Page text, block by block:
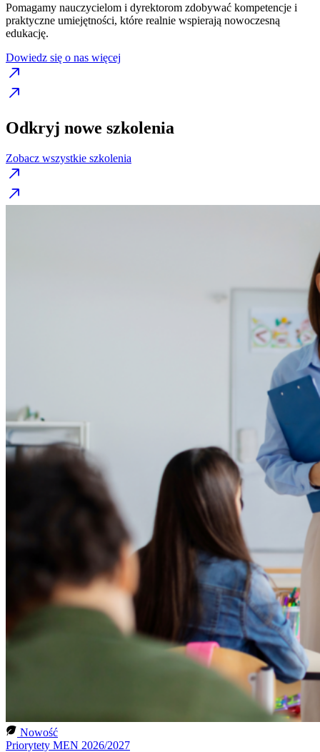
Pomagamy nauczycielom i dyrektorom zdobywać kompetencje i
praktyczne umiejętności, które realnie wspierają nowoczesną
edukację.
Dowiedz się o nas więcej
Odkryj nowe szkolenia
Zobacz wszystkie szkolenia
Nowość
Priorytety MEN 2026/2027